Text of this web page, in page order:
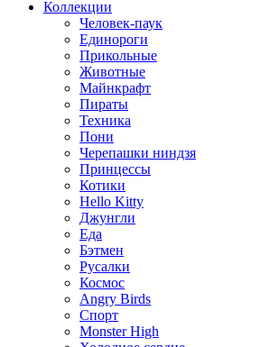
Коллекции
Человек-паук
Единороги
Прикольные
Животные
Майнкрафт
Пираты
Техника
Пони
Черепашки ниндзя
Принцессы
Котики
Hello Kitty
Джунгли
Еда
Бэтмен
Русалки
Космос
Angry Birds
Спорт
Monster High